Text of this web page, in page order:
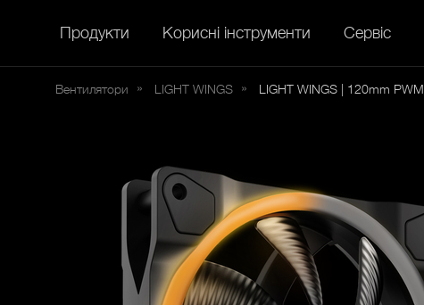
Продукти Корисні інструменти Сервіс
Вентилятори LIGHT WINGS LIGHT WINGS | 120mm PWM